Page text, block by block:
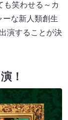
笑わせる～カ
ーな新人類創生
演することが決
！